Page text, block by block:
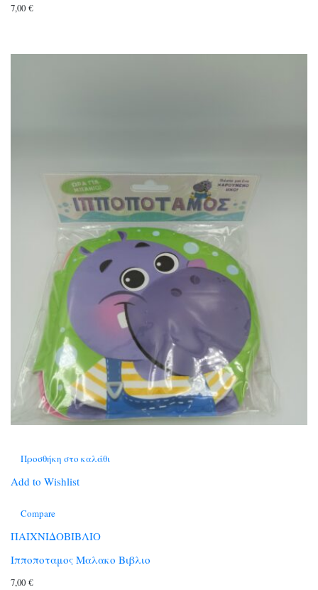
7,00 €
Προσθήκη στο καλάθι
Add to Wishlist
Compare
ΠΑΙΧΝΙΔΟΒΙΒΛΙΟ
Ιπποποταμος Μαλακο Βιβλιο
7,00 €